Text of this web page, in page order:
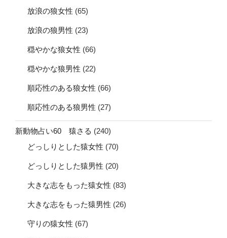
放浪の狼女性 (65)
放浪の狼男性 (23)
穏やかな狼女性 (66)
穏やかな狼男性 (22)
順応性のある狼女性 (66)
順応性のある狼男性 (27)
新動物占い60 猿さる (240)
どっしりとした猿女性 (70)
どっしりとした猿男性 (20)
大きな志をもった猿女性 (83)
大きな志をもった猿男性 (26)
守りの猿女性 (67)